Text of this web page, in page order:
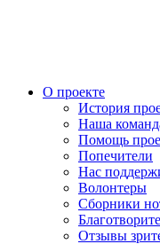
О проекте
История
Наша
Помощь
Попечители
Нас
Волонтеры
Сборники
Отзывы